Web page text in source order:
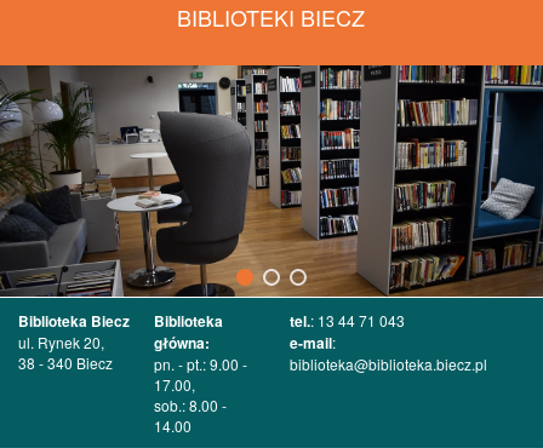
BIBLIOTEKI BIECZ
Biblioteka Biecz
ul. Rynek 20,
38 - 340 Biecz
Biblioteka
główna:
pn. - pt.: 9.00 -
17.00,
sob.: 8.00 -
14.00
tel.: 13 44 71 043
e-mail:
biblioteka@biblioteka.biecz.pl